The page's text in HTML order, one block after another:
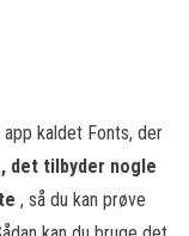
kaldet Fonts, der
, det tilbyder nogle
, så du kan prøve